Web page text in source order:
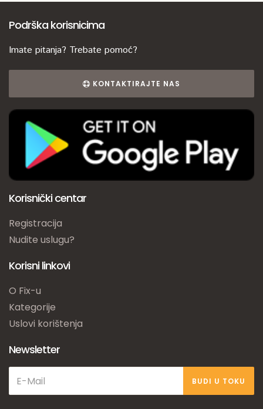
Podrška korisnicima
Imate pitanja? Trebate pomoć?
KONTAKTIRAJTE NAS
Korisnički centar
Registracija
Nudite uslugu?
Korisni linkovi
O Fix-u
Kategorije
Uslovi korištenja
Newsletter
BUDI U TOKU